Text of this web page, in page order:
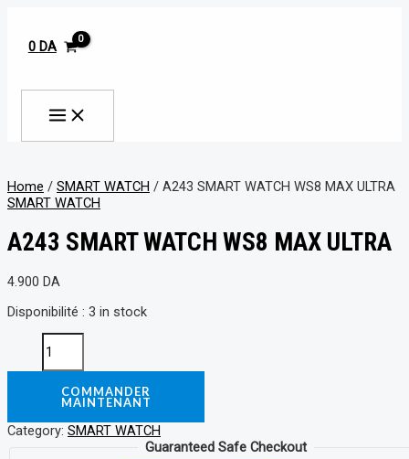
contenu
0 DA
Home / SMART WATCH / A243 SMART WATCH WS8 MAX ULTRA
SMART WATCH
A243 SMART WATCH WS8 MAX ULTRA
4.900 DA
Disponibilité : 3 in stock
WATCH
WS8
ULTRA
quantity
COMMANDER
MAINTENANT
Category: SMART WATCH
Guaranteed Safe Checkout